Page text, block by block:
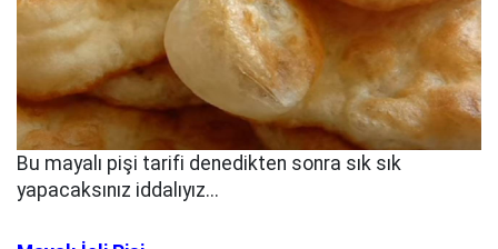
Bu mayalı pişi tarifi denedikten sonra sık sık
yapacaksınız iddalıyız...